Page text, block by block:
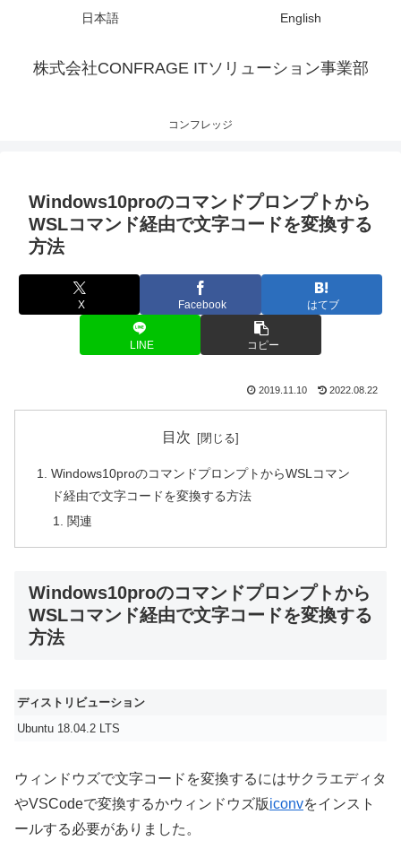
株式会社CONFRAGE ITソリューション事業部
コンフレッジ
日本語 English
Windows10proのコマンドプロンプトから
WSLコマンド経由で文字コードを変換する
方法
X Facebook はてブ
LINE コピー
2019.11.10 2022.08.22
目次
Windows10proのコマンドプロンプトからWSLコマン
ド経由で文字コードを変換する方法
関連
Windows10proのコマンドプロンプトから
WSLコマンド経由で文字コードを変換する
方法
ディストリビューション
Ubuntu 18.04.2 LTS
ウィンドウズで文字コードを変換するにはサクラエディタ
やVSCodeで変換するかウィンドウズ版iconvをインスト
ールする必要がありました。